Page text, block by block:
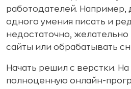
работодателей. Например,
одного умения писать и
недостаточно,
сайты или обрабатывать
Начать решил с верстки.
полноценную онлайн-